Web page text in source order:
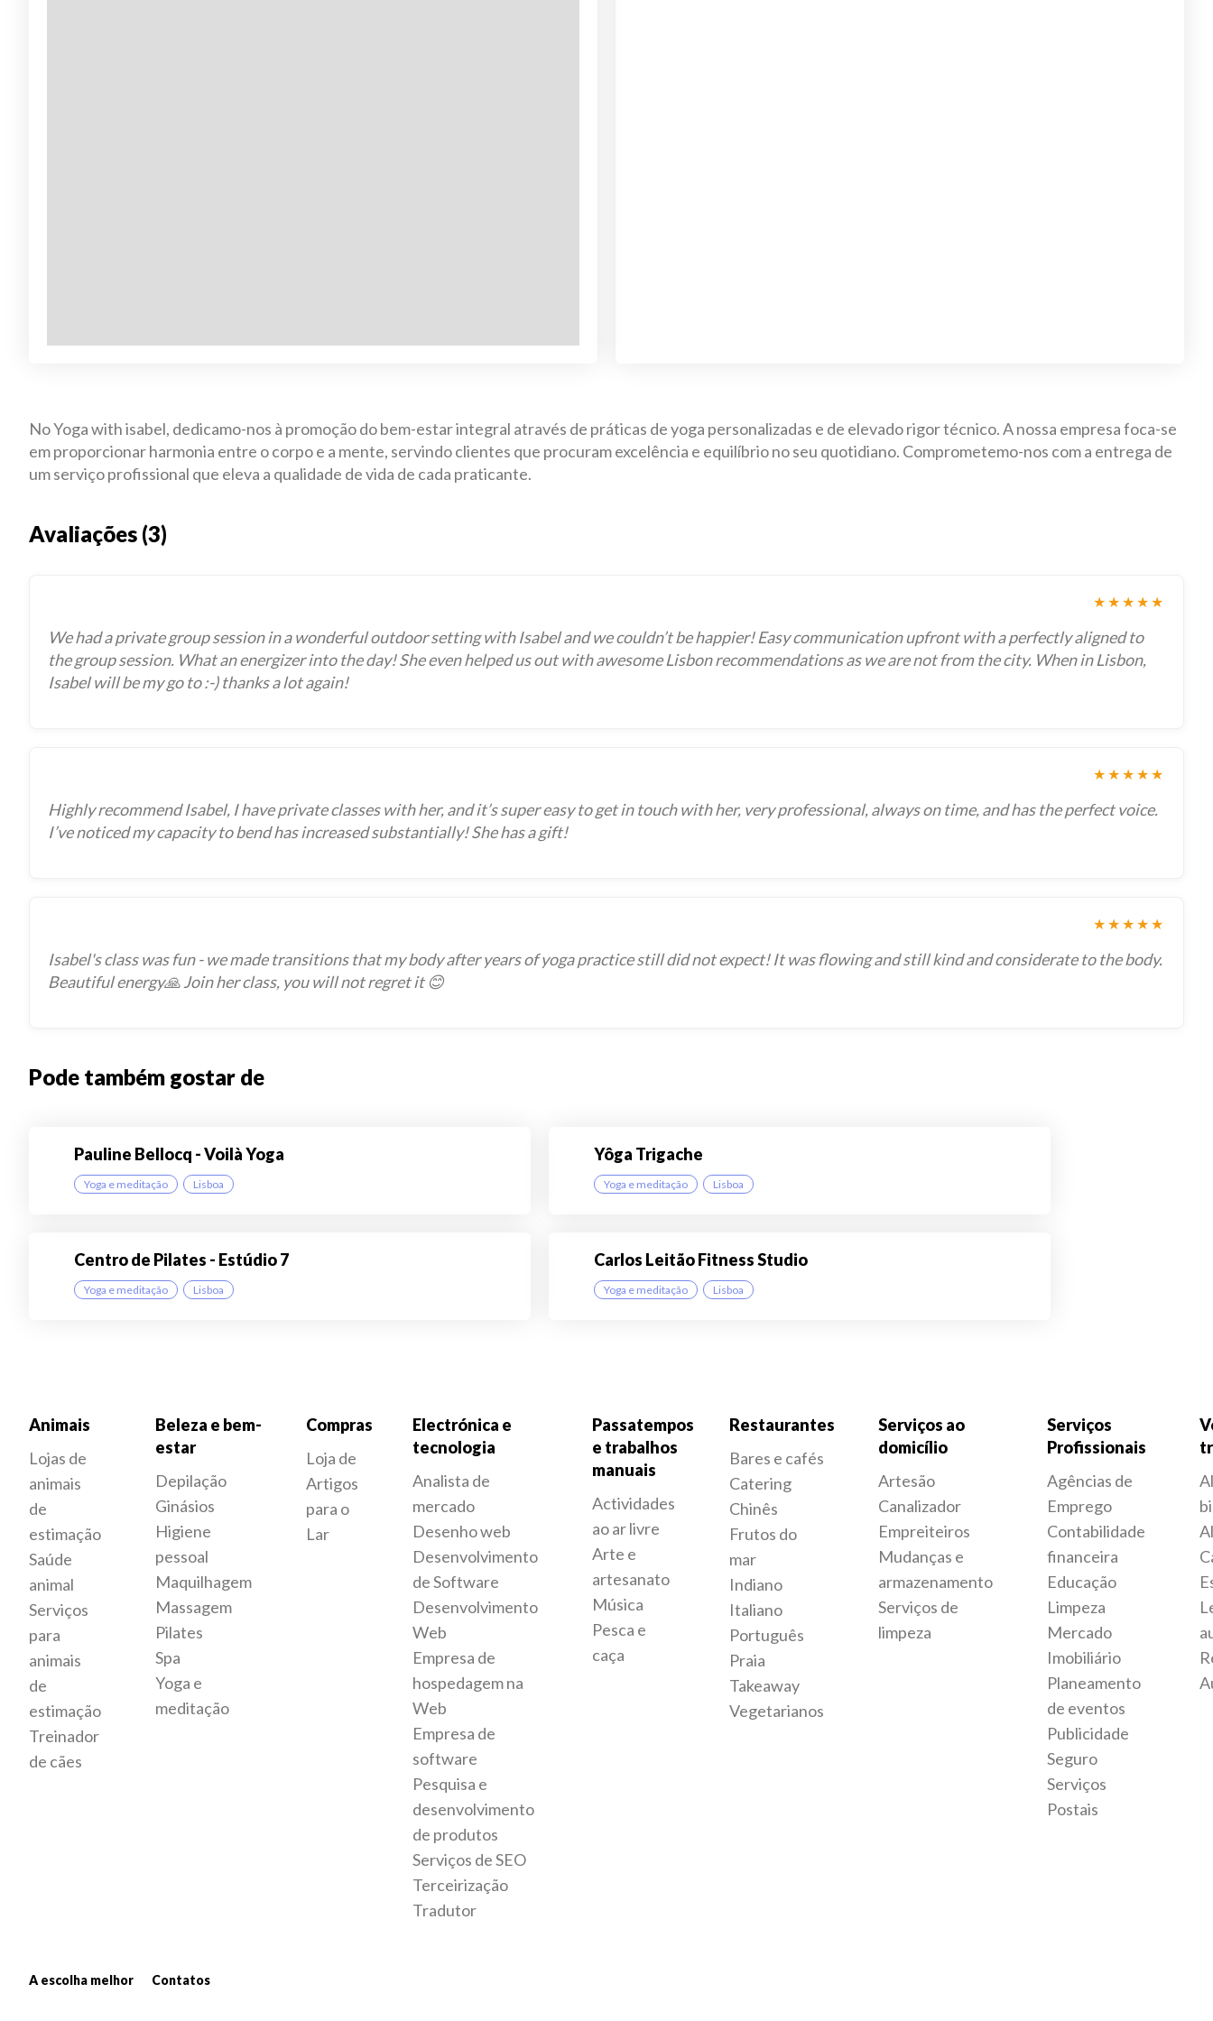
No Yoga with isabel, dedicamo-nos à promoção do bem-estar integral através de práticas de yoga personalizadas e de elevado rigor técnico. A nossa empresa foca-se
em proporcionar harmonia entre o corpo e a mente, servindo clientes que procuram excelência e equilíbrio no seu quotidiano. Comprometemo-nos com a entrega de
um serviço profissional que eleva a qualidade de vida de cada praticante.
Avaliações (3)
★★★★★
We had a private group session in a wonderful outdoor setting with Isabel and we couldn’t be happier! Easy communication upfront with a perfectly aligned to
the group session. What an energizer into the day! She even helped us out with awesome Lisbon recommendations as we are not from the city. When in Lisbon,
Isabel will be my go to :-) thanks a lot again!
★★★★★
Highly recommend Isabel, I have private classes with her, and it’s super easy to get in touch with her, very professional, always on time, and has the perfect voice.
I’ve noticed my capacity to bend has increased substantially! She has a gift!
★★★★★
Isabel's class was fun - we made transitions that my body after years of yoga practice still did not expect! It was flowing and still kind and considerate to the body.
Beautiful energy🙏 Join her class, you will not regret it 😊
Pode também gostar de
Pauline Bellocq - Voilà Yoga
Yoga e meditação Lisboa
Yôga Trigache
Yoga e meditação Lisboa
Centro de Pilates - Estúdio 7
Yoga e meditação Lisboa
Carlos Leitão Fitness Studio
Yoga e meditação Lisboa
Animais
Lojas de
animais
de
estimação
Saúde
animal
Serviços
para
animais
de
estimação
Treinador
de cães
Beleza e bem-
estar
Depilação
Ginásios
Higiene
pessoal
Maquilhagem
Massagem
Pilates
Spa
Yoga e
meditação
Compras
Loja de
Artigos
para o
Lar
Electrónica e
tecnologia
Analista de
mercado
Desenho web
Desenvolvimento
de Software
Desenvolvimento
Web
Empresa de
hospedagem na
Web
Empresa de
software
Pesquisa e
desenvolvimento
de produtos
Serviços de SEO
Terceirização
Tradutor
Passatempos
e trabalhos
manuais
Actividades
ao ar livre
Arte e
artesanato
Música
Pesca e
caça
Restaurantes
Bares e cafés
Catering
Chinês
Frutos do
mar
Indiano
Italiano
Português
Praia
Takeaway
Vegetarianos
Serviços ao
domicílio
Artesão
Canalizador
Empreiteiros
Mudanças e
armazenamento
Serviços de
limpeza
Serviços
Profissionais
Agências de
Emprego
Contabilidade
financeira
Educação
Limpeza
Mercado
Imobiliário
Planeamento
de eventos
Publicidade
Seguro
Serviços
Postais
A escolha melhor Contatos